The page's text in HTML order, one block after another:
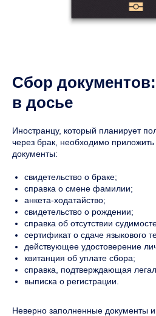
Сбор
в досье
Иностранцу, который планирует
через брак, необходимо
документы:
свидетельство о браке;
справка о смене фамилии;
анкета-ходатайство;
свидетельство о рождении;
справка об отсутствии
сертификат о сдаче языкового
действующее удостоверение
квитанция об уплате сбора;
справка, подтверждающая
выписка о регистрации.
Неверно заполненные документы